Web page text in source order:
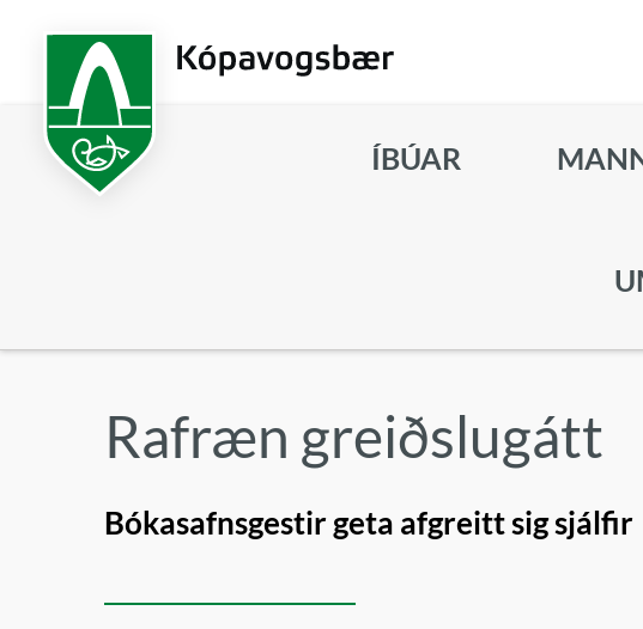
ÍBÚAR
Rafræn greiðslugátt
Bókasafnsgestir geta afgreitt sig sjálfir